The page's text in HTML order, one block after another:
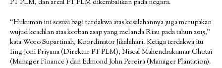
PT PLM, dan areal PT PLM dikembalikan pada negara.
“Hukuman ini sesuai bagi terdakwa atas kesalahannya juga merupakan
wujud keadilan atas korban asap yang melanda Riau pada tahun 2015,”
kata Woro Supartinah, Koordinator Jikalahari. Ketiga terdakwa itu
Iing Joni Priyana (Direktur PT PLM), Niscal Mahendrakumar Chotai
(Manager Finance ) dan Edmond John Pereira (Manager Plantation).